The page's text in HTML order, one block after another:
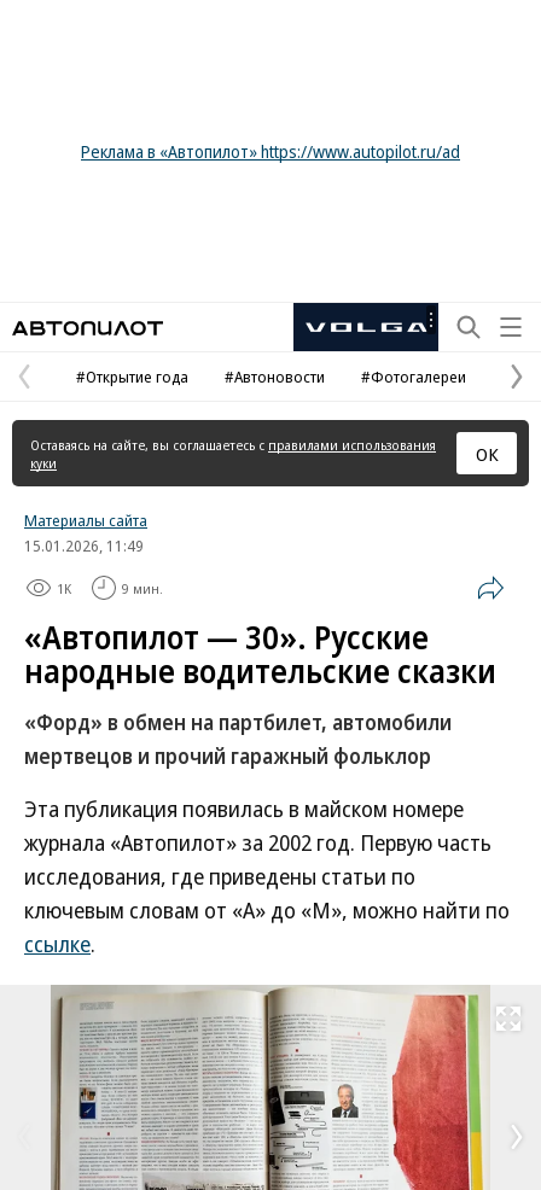
Реклама в «Автопилот» https://www.autopilot.ru/ad
Рекламная
Предыдущая
страница
#Открытие года #Автоновости #Фотогалереи
Оставаясь на сайте, вы соглашаетесь с правилами использования
куки
ОК
Материалы сайта
15.01.2026, 11:49
1K 9 мин.
«Автопилот — 30». Русские
народные водительские сказки
«Форд» в обмен на партбилет, автомобили
мертвецов и прочий гаражный фольклор
Эта публикация появилась в майском номере
журнала «Автопилот» за 2002 год. Первую часть
исследования, где приведены статьи по
ключевым словам от «А» до «М», можно найти по
ссылке.
Развернуть